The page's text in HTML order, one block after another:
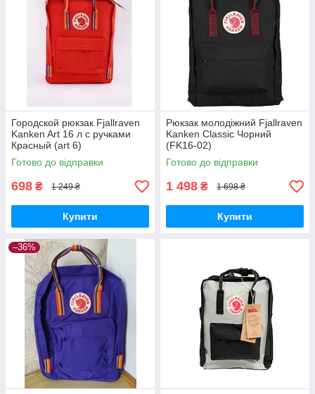
Городской рюкзак Fjallraven
Kanken Art 16 л с ручками
Красный (art 6)
Готово до відправки
698 ₴ 1 249 ₴
Купити
Рюкзак молодіжний Fjallraven
Kanken Classic Чорний
(FK16-02)
Готово до відправки
1 498 ₴ 1 698 ₴
Купити
–36%